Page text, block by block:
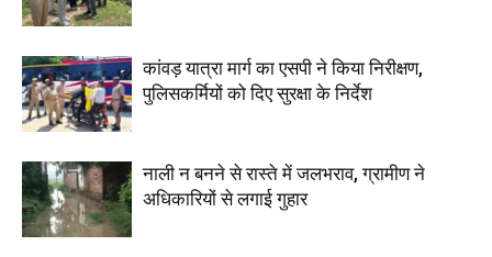
कांवड़ यात्रा मार्ग का एसपी ने किया निरीक्षण,
पुलिसकर्मियों को दिए सुरक्षा के निर्देश
नाली न बनने से रास्ते में जलभराव, ग्रामीण ने
अधिकारियों से लगाई गुहार